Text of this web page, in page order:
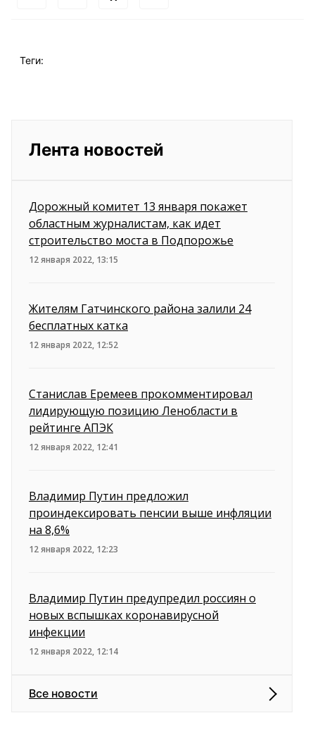
Теги:
Лента новостей
Дорожный комитет 13 января покажет
областным журналистам, как идет
строительство моста в Подпорожье
12 января 2022, 13:15
Жителям Гатчинского района залили 24
бесплатных катка
12 января 2022, 12:52
Станислав Еремеев прокомментировал
лидирующую позицию Ленобласти в
рейтинге АПЭК
12 января 2022, 12:41
Владимир Путин предложил
проиндексировать пенсии выше инфляции
на 8,6%
12 января 2022, 12:23
Владимир Путин предупредил россиян о
новых вспышках коронавирусной
инфекции
12 января 2022, 12:14
Все новости